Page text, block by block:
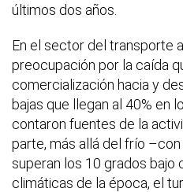
últimos dos años.
En el sector del transporte
preocupación por la caída
comercialización hacia y
bajas que llegan al 40% en
contaron fuentes de la
parte, más allá del frío
superan los 10 grados
climáticas de la época, el